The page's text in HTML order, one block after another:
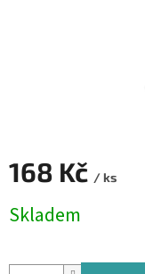
168 Kč / ks
cena:
Skladem